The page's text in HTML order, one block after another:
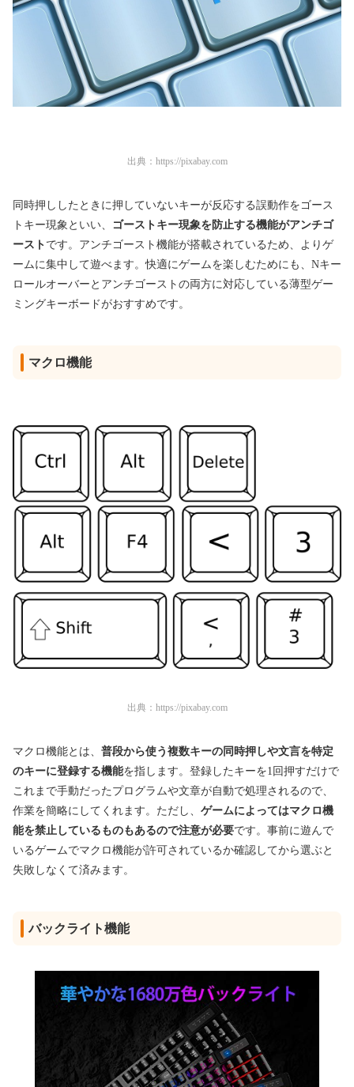
出典： https://pixabay.com
同時押ししたときに押していないキーが反応する誤動作をゴース
トキー現象といい、 ゴーストキー現象を防止する機能がアンチゴ
ースト です。アンチゴースト機能が搭載されているため、よりゲ
ームに集中して遊べます。快適にゲームを楽しむためにも、Nキー
ロールオーバーとアンチゴーストの両方に対応している薄型ゲー
ミングキーボードがおすすめです。
マクロ機能
出典： https://pixabay.com
マクロ機能とは、 普段から使う複数キーの同時押しや文言を特定
のキーに登録する機能を指します。登録したキーを1回押すだけで
これまで手動だったプログラムや文章が自動で処理されるので、
作業を簡略にしてくれます。ただし、 ゲームによってはマクロ機
能を禁止しているものもあるので注意が必要です。事前に遊んで
いるゲームでマクロ機能が許可されているか確認してから選ぶと
失敗しなくて済みます。
バックライト機能